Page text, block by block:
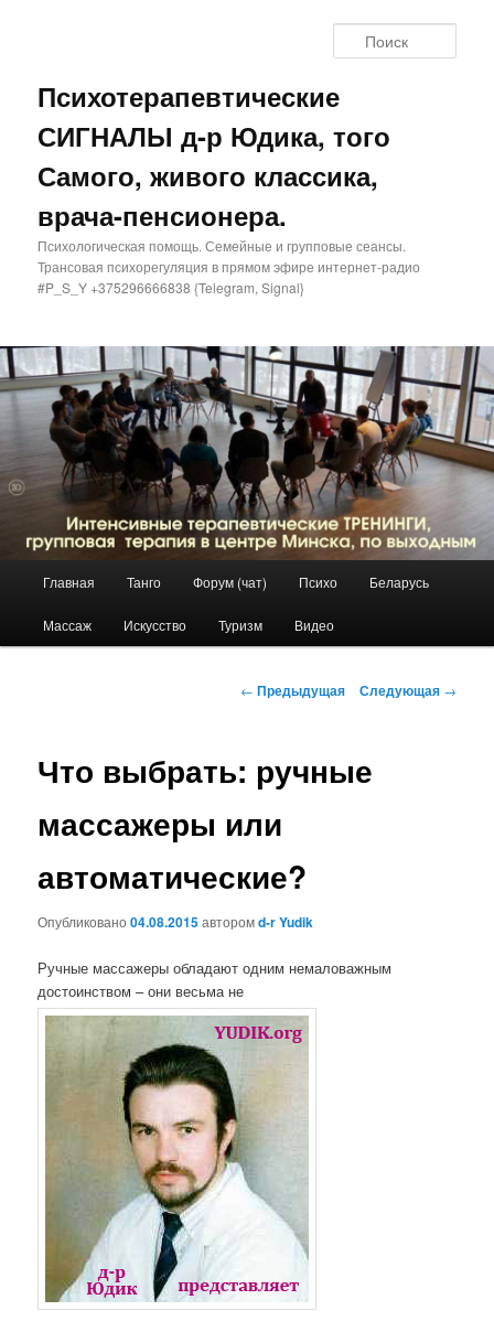
Психотерапевтические
СИГНАЛЫ д-р Юдика, того
Самого, живого классика,
врача-пенсионера.
Психологическая помощь. Семейные и групповые сеансы.
Трансовая психорегуляция в прямом эфире интернет-радио
#P_S_Y +375296666838 {Telegram, Signal}
Перейти
к
Главная Танго Форум (чат) Психо Беларусь
Массаж Искусство Туризм Видео
Навигация
← Предыдущая Следующая →
Что выбрать: ручные
массажеры или
автоматические?
Опубликовано04.08.2015авторомd-r Yudik
Ручные массажеры обладают одним немаловажным
достоинством – они весьма не